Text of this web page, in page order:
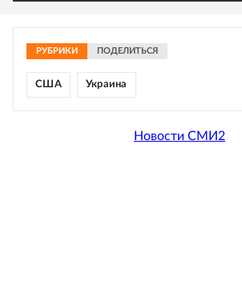
РУБРИКИ ПОДЕЛИТЬСЯ
США Украина
Новости СМИ2